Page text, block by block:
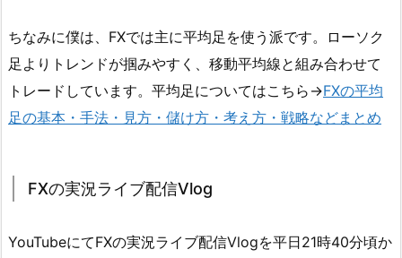
ちなみに僕は、FXでは主に平均足を使う派です。ローソク
足よりトレンドが掴みやすく、移動平均線と組み合わせて
トレードしています。平均足についてはこちら→FXの平均
足の基本・手法・見方・儲け方・考え方・戦略などまとめ
FXの実況ライブ配信Vlog
YouTubeにてFXの実況ライブ配信Vlogを平日21時40分頃か